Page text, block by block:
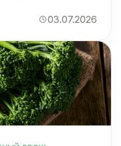
03.07.2026